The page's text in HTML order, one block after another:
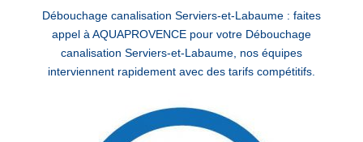
Débouchage canalisation Serviers-et-Labaume : faites
appel à AQUAPROVENCE pour votre Débouchage
canalisation Serviers-et-Labaume, nos équipes
interviennent rapidement avec des tarifs compétitifs.